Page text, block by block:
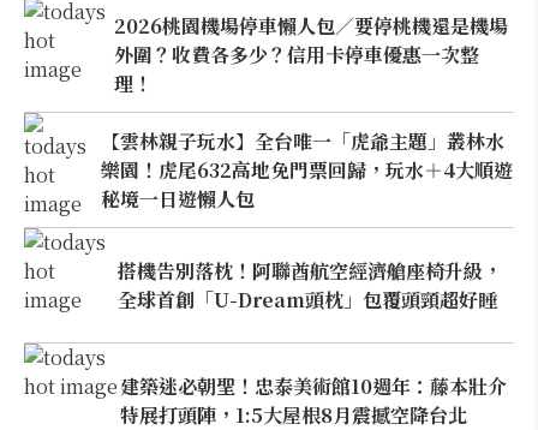
2026桃園機場停車懶人包／要停桃機還是機場
外圍？收費各多少？信用卡停車優惠一次整
理！
【雲林親子玩水】全台唯一「虎爺主題」叢林水
樂園！虎尾632高地免門票回歸，玩水＋4大順遊
秘境一日遊懶人包
搭機告別落枕！阿聯酋航空經濟艙座椅升級，
全球首創「U-Dream頭枕」包覆頭頸超好睡
建築迷必朝聖！忠泰美術館10週年：藤本壯介
特展打頭陣，1:5大屋根8月震撼空降台北